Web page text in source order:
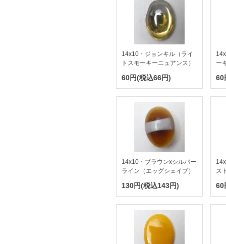
14x10・ジョンキル（ライ
トスモーキーニュアンス）
60円(税込66円)
ー
60
14x10・ブラウンxシルバー
ライン（エッグシェイプ）
130円(税込143円)
ス
60